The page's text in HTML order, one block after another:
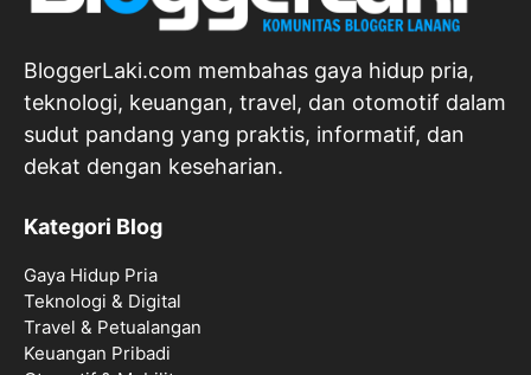
BloggerLaki.com membahas gaya hidup pria,
teknologi, keuangan, travel, dan otomotif dalam
sudut pandang yang praktis, informatif, dan
dekat dengan keseharian.
Kategori Blog
Gaya Hidup Pria
Teknologi & Digital
Travel & Petualangan
Keuangan Pribadi